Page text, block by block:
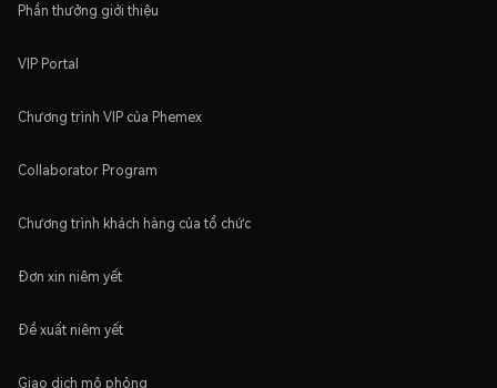
Phần thưởng giới thiệu
VIP Portal
Chương trình VIP của Phemex
Collaborator Program
Chương trình khách hàng của tổ chức
Đơn xin niêm yết
Đề xuất niêm yết
Giao dịch mô phỏng